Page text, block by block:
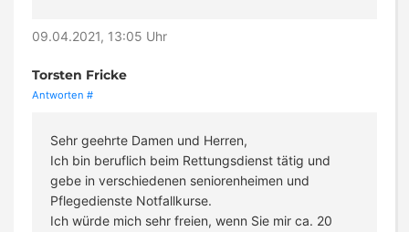
09.04.2021, 13:05 Uhr
Torsten Fricke
Antworten #
Sehr geehrte Damen und Herren,
Ich bin beruflich beim Rettungsdienst tätig und
gebe in verschiedenen seniorenheimen und
Pflegedienste Notfallkurse.
Ich würde mich sehr freien, wenn Sie mir ca. 20